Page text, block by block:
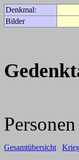
Denkmal:
Bilder
Gesamtübersicht